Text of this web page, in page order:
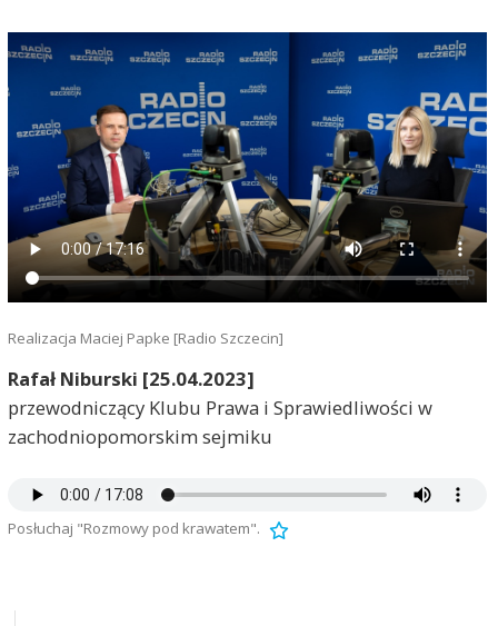
Realizacja Maciej Papke [Radio Szczecin]
Rafał Niburski [25.04.2023]
przewodniczący Klubu Prawa i Sprawiedliwości w
zachodniopomorskim sejmiku
Posłuchaj "Rozmowy pod krawatem".